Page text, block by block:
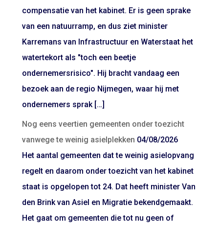
compensatie van het kabinet. Er is geen sprake
van een natuurramp, en dus ziet minister
Karremans van Infrastructuur en Waterstaat het
watertekort als "toch een beetje
ondernemersrisico". Hij bracht vandaag een
bezoek aan de regio Nijmegen, waar hij met
ondernemers sprak […]
Nog eens veertien gemeenten onder toezicht
vanwege te weinig asielplekken 04/08/2026
Het aantal gemeenten dat te weinig asielopvang
regelt en daarom onder toezicht van het kabinet
staat is opgelopen tot 24. Dat heeft minister Van
den Brink van Asiel en Migratie bekendgemaakt.
Het gaat om gemeenten die tot nu geen of